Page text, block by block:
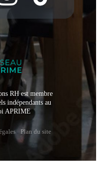
RH est membre
indépendants au
APRIME
Plan du site